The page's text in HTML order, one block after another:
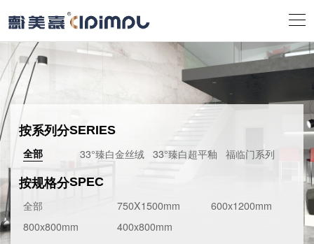
按系列分SERIES
全部 33°臻白金丝绒 33°臻白超平釉 福临门系列
按规格分SPEC
全部
750X1500mm
600x1200mm
800x800mm
400x800mm